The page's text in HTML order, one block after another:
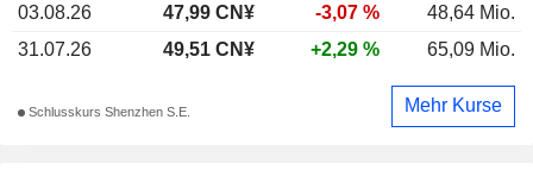
03.08.26
47,99 CN¥ -3,07 %
48,64 Mio.
31.07.26
49,51 CN¥ +2,29 % 65,09 Mio.
Schlusskurs Shenzhen S.E. Mehr Kurse